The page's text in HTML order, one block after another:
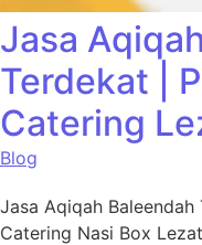
Jasa
Terdekat |
Catering
Blog
Jasa Aqiqah
Catering Nasi Box